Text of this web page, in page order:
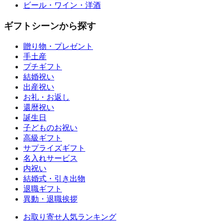
ビール・ワイン・洋酒
ギフトシーンから探す
贈り物・プレゼント
手土産
プチギフト
結婚祝い
出産祝い
お礼・お返し
還暦祝い
誕生日
子どものお祝い
高級ギフト
サプライズギフト
名入れサービス
内祝い
結婚式・引き出物
退職ギフト
異動・退職挨拶
お取り寄せ人気ランキング